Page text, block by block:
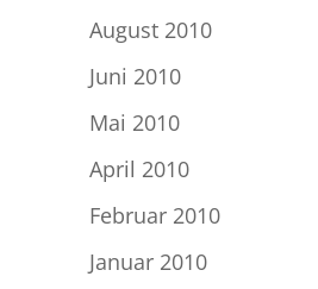
August 2010
Juni 2010
Mai 2010
April 2010
Februar 2010
Januar 2010